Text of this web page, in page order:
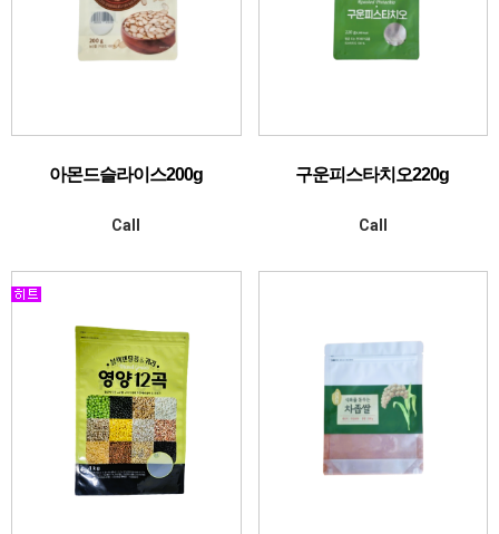
아몬드슬라이스200g
Call
구운피스타치오220g
Call